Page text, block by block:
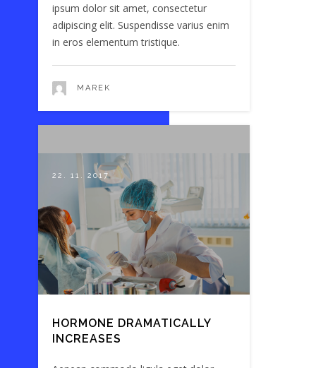
ipsum dolor sit amet, consectetur
adipiscing elit. Suspendisse varius enim
in eros elementum tristique.
MAREK
22. 11. 2017
HORMONE DRAMATICALLY
INCREASES